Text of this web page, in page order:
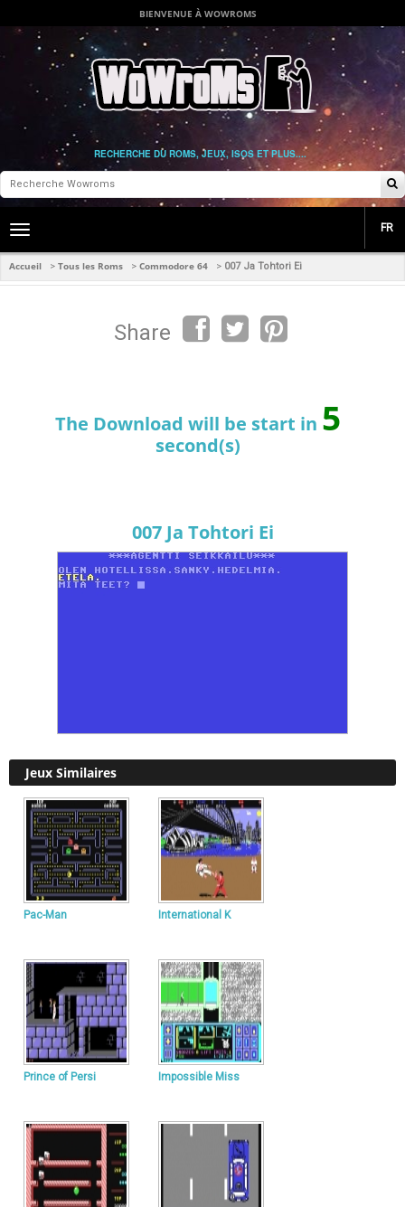
BIENVENUE À WOWROMS
RECHERCHE DU ROMS, JEUX, ISOS ET PLUS....
Toggle
navigation
FR
Accueil > Tous les Roms > Commodore 64 > 007 Ja Tohtori Ei
Share
The Download will be start in 4
second(s)
007 Ja Tohtori Ei
Jeux Similaires
Pac-Man International K
Prince of Persi Impossible Miss